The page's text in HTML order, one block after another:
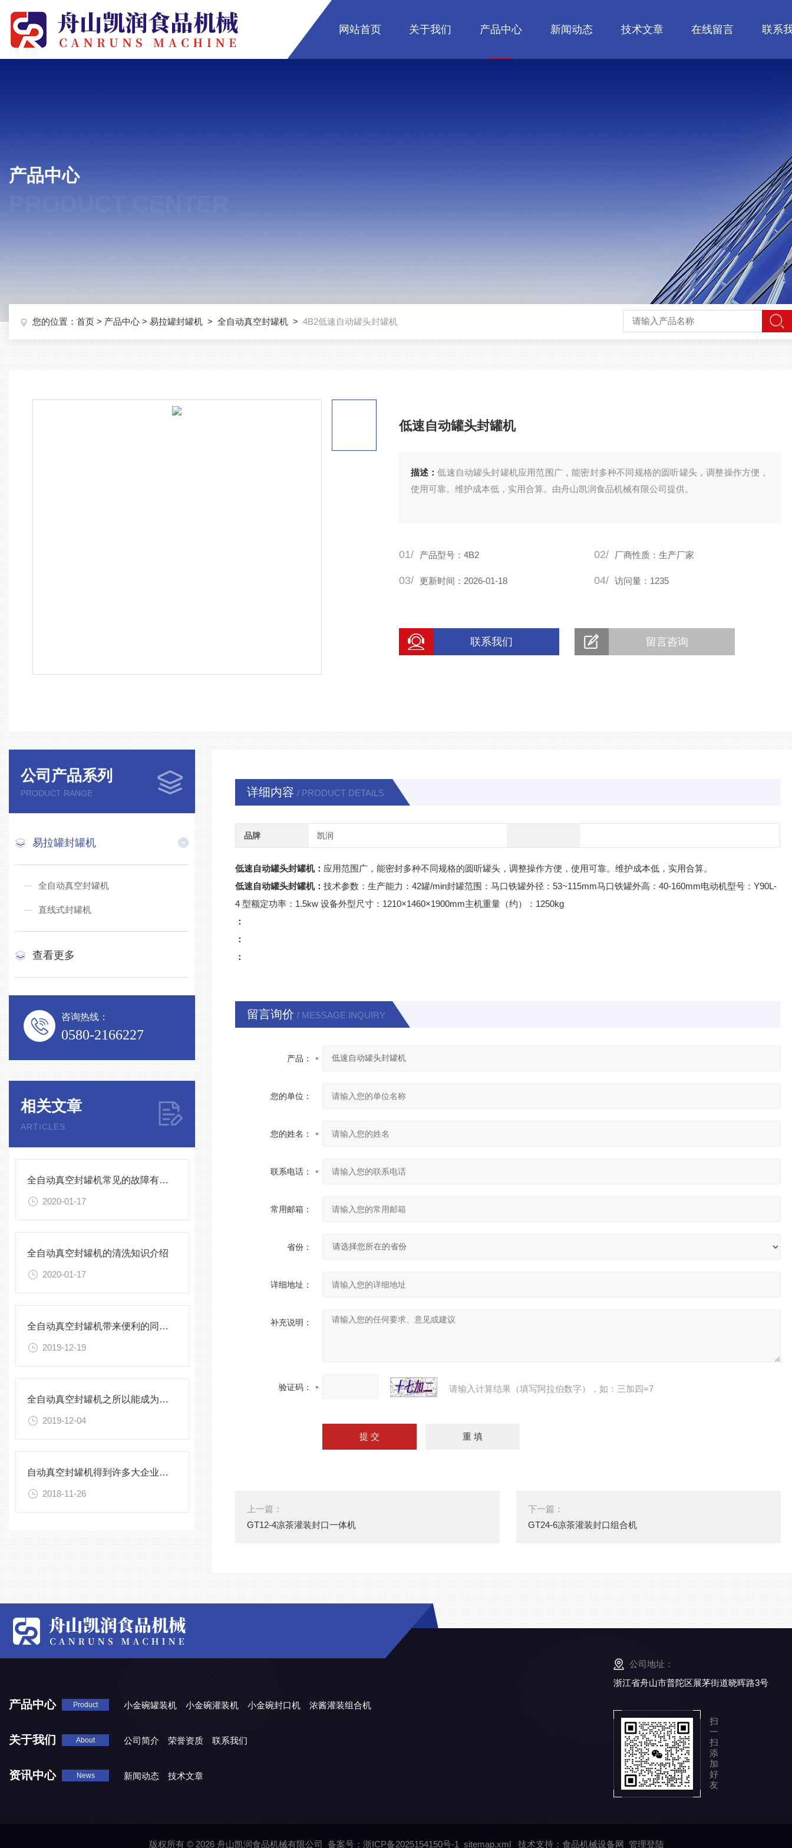
网站首页 关于我们 产品中心 新闻动态 技术文章 在线留言 联系
产品中心
您的位置： 首页 > 产品中心 > 易拉罐封罐机 > 全自动真空封罐机 > 4B2低速自动罐头封罐机
低速自动罐头封罐机
描述：低速自动罐头封罐机应用范围广，能密封多种不同规格的圆听罐头，调整操作方便，
使用可靠。维护成本低，实用合算。由舟山凯润食品机械有限公司提供。
01/ 产品型号：4B2 02/ 厂商性质：生产厂家
03/ 更新时间：2026-01-18 04/ 访问量：1235
联系我们 留言咨询
公司产品系列
PRODUCT RANGE
易拉罐封罐机
全自动真空封罐机
直线式封罐机
查看更多
咨询热线：
0580-2166227
相关文章
ARTICLES
全自动真空封罐机常见的故障有哪些呢？
2020-01-17
全自动真空封罐机的清洗知识介绍
2020-01-17
全自动真空封罐机带来便利的同时,用户对它的维护也不能疏忽了
2019-12-19
全自动真空封罐机之所以能成为主流,这些才是关键
2019-12-04
自动真空封罐机得到许多大企业的青睐
2018-11-26
详细内容 / PRODUCT DETAILS
品牌 凯润
低速自动罐头封罐机： 应用范围广，能密封多种不同规格的圆听罐头，调整操作方便，使用可靠。维护成本低，实用合算。
低速自动罐头封罐机：技术参数：生产能力：42罐/min封罐范围：马口铁罐外径：53~115mm马口铁罐外高：40-160mm电动机型号：Y90L-
4 型额定功率：1.5kw 设备外型尺寸：1210×1460×1900mm主机重量（约）：1250kg
：
：
：
留言询价 / MESSAGE INQUIRY
产品：
您的单位：
您的姓名：
联系电话：
常用邮箱：
省份：
详细地址：
补充说明：
验证码： 请输入计算结果（填写阿拉伯数字），如：三加四=7
上一篇：
GT12-4凉茶灌装封口一体机
下一篇：
GT24-6凉茶灌装封口组合机
产品中心 Product 小金碗罐装机 小金碗灌装机 小金碗封口机 浓酱灌装组合机
关于我们 About 公司简介 荣誉资质 联系我们
资讯中心 News 新闻动态 技术文章
公司地址：
浙江省舟山市普陀区展茅街道晓晖路3号
扫
一
扫
添
加
好
友
版权所有 © 2026 舟山凯润食品机械有限公司 备案号：浙ICP备2025154150号-1 sitemap.xml 技术支持： 食品机械设备网 管理登陆